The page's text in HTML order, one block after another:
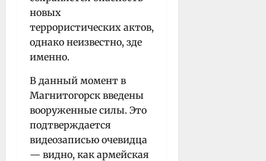
новых
террористических актов,
однако неизвестно, зде
именно.
В данный момент в
Магнитогорск введены
вооруженные силы. Это
подтверждается
видеозаписью очевидца
— видно, как армейская